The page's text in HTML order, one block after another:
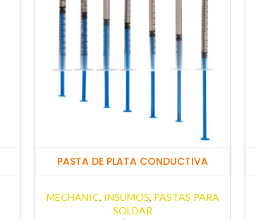
PASTA DE PLATA CONDUCTIVA
MECHANIC, INSUMOS, PASTAS PARA
SOLDAR